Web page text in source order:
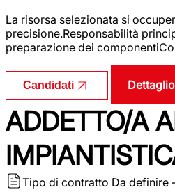
La risorsa selezionata si
precisione.Responsabilità
preparazione dei
Candidati
ADDETTO/A
Tipo di contratto Da definire